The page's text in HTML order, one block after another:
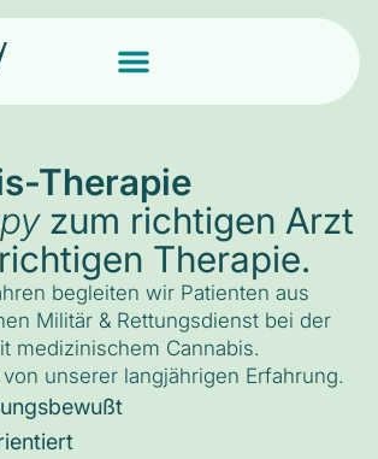
Therapie
zum richtigen Arzt
Therapie.
begleiten wir Patienten aus
Militär & Rettungsdienst bei der
medizinischem Cannabis.
unserer langjährigen Erfahrung.